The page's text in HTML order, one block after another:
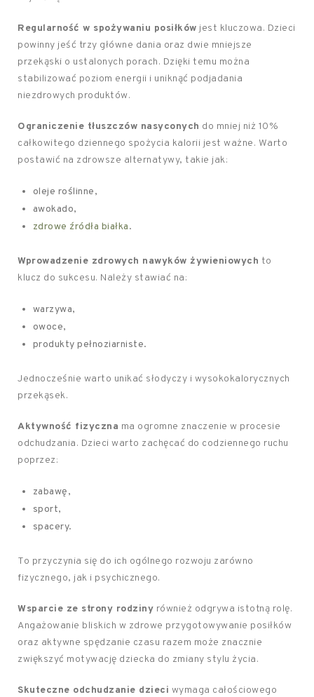
Regularność w spożywaniu posiłków jest kluczowa. Dzieci
powinny jeść trzy główne dania oraz dwie mniejsze
przekąski o ustalonych porach. Dzięki temu można
stabilizować poziom energii i uniknąć podjadania
niezdrowych produktów.
Ograniczenie tłuszczów nasyconych do mniej niż 10%
całkowitego dziennego spożycia kalorii jest ważne. Warto
postawić na zdrowsze alternatywy, takie jak:
oleje roślinne,
awokado,
zdrowe źródła białka.
Wprowadzenie zdrowych nawyków żywieniowych to
klucz do sukcesu. Należy stawiać na:
warzywa,
owoce,
produkty pełnoziarniste.
Jednocześnie warto unikać słodyczy i wysokokalorycznych
przekąsek.
Aktywność fizyczna ma ogromne znaczenie w procesie
odchudzania. Dzieci warto zachęcać do codziennego ruchu
poprzez:
zabawę,
sport,
spacery.
To przyczynia się do ich ogólnego rozwoju zarówno
fizycznego, jak i psychicznego.
Wsparcie ze strony rodziny również odgrywa istotną rolę.
Angażowanie bliskich w zdrowe przygotowywanie posiłków
oraz aktywne spędzanie czasu razem może znacznie
zwiększyć motywację dziecka do zmiany stylu życia.
Skuteczne odchudzanie dzieci wymaga całościowego